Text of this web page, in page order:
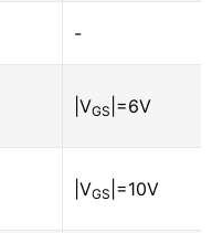
-
|VGS |=6V
|VGS |=10V